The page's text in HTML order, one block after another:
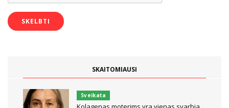
SKAITOMIAUSI
Sveikata